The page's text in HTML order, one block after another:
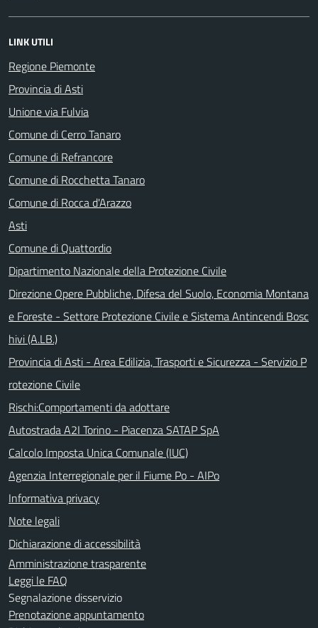
LINK UTILI
Regione Piemonte
Provincia di Asti
Unione via Fulvia
Comune di Cerro Tanaro
Comune di Refrancore
Comune di Rocchetta Tanaro
Comune di Rocca d'Arazzo
Asti
Comune di Quattordio
Dipartimento Nazionale della Protezione Civile
Direzione Opere Pubbliche, Difesa del Suolo, Economia Montana
e Foreste - Settore Protezione Civile e Sistema Antincendi Bosc
hivi (A.LB.)
Provincia di Asti - Area Edilizia, Trasporti e Sicurezza - Servizio P
rotezione Civile
Rischi:Comportamenti da adottare
Autostrada A2I Torino - Piacenza SATAP SpA
Calcolo Imposta Unica Comunale (IUC)
Agenzia Interregionale per il Fiume Po - AIPo
Informativa privacy
Note legali
Dichiarazione di accessibilità
Amministrazione trasparente
Leggi le FAQ
Segnalazione disservizio
Prenotazione appuntamento